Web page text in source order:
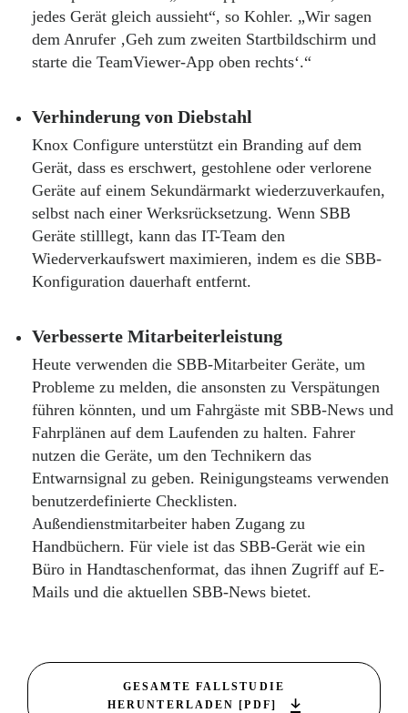
jedes Gerät gleich aussieht“, so Kohler. „Wir sagen
dem Anrufer ‚Geh zum zweiten Startbildschirm und
starte die TeamViewer-App oben rechts‘.“
Verhinderung von Diebstahl
Knox Configure unterstützt ein Branding auf dem
Gerät, dass es erschwert, gestohlene oder verlorene
Geräte auf einem Sekundärmarkt wiederzuverkaufen,
selbst nach einer Werksrücksetzung. Wenn SBB
Geräte stilllegt, kann das IT-Team den
Wiederverkaufswert maximieren, indem es die SBB-
Konfiguration dauerhaft entfernt.
Verbesserte Mitarbeiterleistung
Heute verwenden die SBB-Mitarbeiter Geräte, um
Probleme zu melden, die ansonsten zu Verspätungen
führen könnten, und um Fahrgäste mit SBB-News und
Fahrplänen auf dem Laufenden zu halten. Fahrer
nutzen die Geräte, um den Technikern das
Entwarnsignal zu geben. Reinigungsteams verwenden
benutzerdefinierte Checklisten.
Außendienstmitarbeiter haben Zugang zu
Handbüchern. Für viele ist das SBB-Gerät wie ein
Büro in Handtaschenformat, das ihnen Zugriff auf E-
Mails und die aktuellen SBB-News bietet.
GESAMTE FALLSTUDIE
HERUNTERLADEN [PDF]